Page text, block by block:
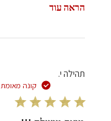
הראה עוד
תהילה י.
קונה מאומת